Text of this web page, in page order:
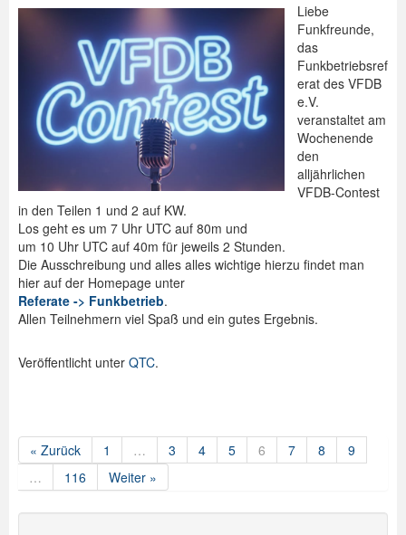
Liebe
Funkfreunde,
das
Funkbetriebsref
erat des VFDB
e.V.
veranstaltet am
Wochenende
den
alljährlichen
VFDB-Contest
in den Teilen 1 und 2 auf KW.
Los geht es um 7 Uhr UTC auf 80m und
um 10 Uhr UTC auf 40m für jeweils 2 Stunden.
Die Ausschreibung und alles alles wichtige hierzu findet man
hier auf der Homepage unter
Referate -> Funkbetrieb.
Allen Teilnehmern viel Spaß und ein gutes Ergebnis.
Veröffentlicht unter QTC.
« Zurück 1 … 3 4 5 6 7 8
9
…
116 Weiter »